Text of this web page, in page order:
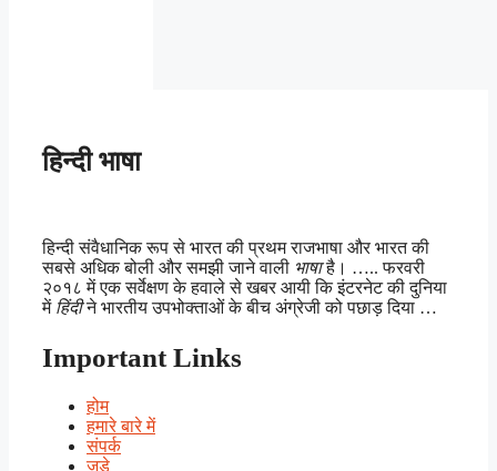
हिन्दी भाषा
हिन्दी संवैधानिक रूप से भारत की प्रथम राजभाषा और भारत की
सबसे अधिक बोली और समझी जाने वाली भाषाहै। ….. फरवरी
२०१८ में एक सर्वेक्षण के हवाले से खबर आयी कि इंटरनेट की दुनिया
में हिंदीने भारतीय उपभोक्ताओं के बीच अंग्रेजी को पछाड़ दिया …
Important Links
होम
हमारे बारे में
संपर्क
जुड़े